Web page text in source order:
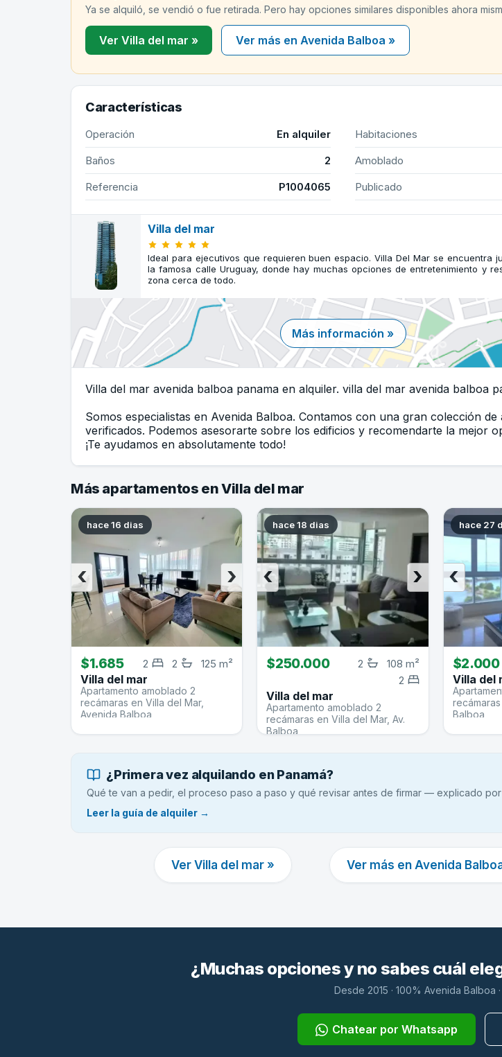
Ya se alquiló, se vendió o fue retirada. Pero hay opciones similares disponibles ahora
Ver Villa del mar » Ver más en Avenida Balboa »
Características
Operación En alquiler Habitaciones
Baños
2 Amoblado
Referencia
P1004065 Publicado
Villa del mar
Ideal para ejecutivos que requieren buen espacio. Villa Del Mar se encuentra
la famosa calle Uruguay, donde hay muchas opciones de entretenimiento y
zona cerca de todo.
Más información »
Villa del mar avenida balboa panama en alquiler. villa del mar avenida balboa
Somos especialistas en Avenida Balboa. Contamos con una gran colección de
verificados. Podemos asesorarte sobre los edificios y recomendarte la mejor
¡Te ayudamos en absolutamente todo!
Más apartamentos en Villa del mar
hace 16 dias
›
‹
$1.685 125 m²
2
2
Villa del mar
Apartamento amoblado 2
recámaras en Villa del Mar,
Avenida Balboa
hace 18 dias
›
‹
$250.000 108 m²
2
2
Villa del mar
Apartamento amoblado 2
recámaras en Villa del Mar, Av.
Balboa
hace 27
‹
$2.000
Villa del
Balboa
¿Primera vez alquilando en Panamá?
Qué te van a pedir, el proceso paso a paso y qué revisar antes de firmar — explicado
Leer la guía de alquiler →
Ver Villa del mar » Ver más en Avenida
¿Muchas opciones y no sabes cuál
Desde 2015 · 100% Avenida Balboa
Chatear por Whatsapp